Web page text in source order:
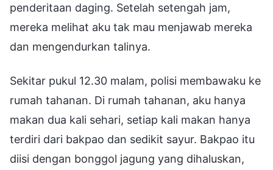
penderitaan daging. Setelah setengah jam,
mereka melihat aku tak mau menjawab mereka
dan mengendurkan talinya.
Sekitar pukul 12.30 malam, polisi membawaku ke
rumah tahanan. Di rumah tahanan, aku hanya
makan dua kali sehari, setiap kali makan hanya
terdiri dari bakpao dan sedikit sayur. Bakpao itu
diisi dengan bonggol jagung yang dihaluskan,